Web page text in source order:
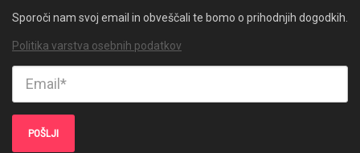
Sporoči nam svoj email in obveščali te bomo o prihodnjih dogodkih.
Politika varstva osebnih podatkov